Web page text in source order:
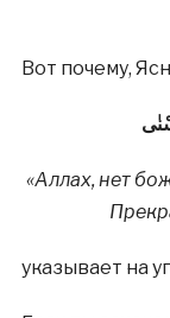
Вот почему,
«Аллах, нет
указывает на